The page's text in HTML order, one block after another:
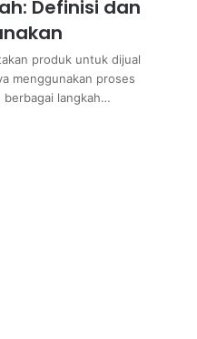
Definisi dan
produk untuk dijual
menggunakan proses
berbagai langkah…